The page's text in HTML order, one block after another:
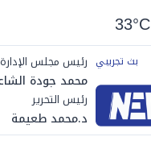
33°C
رئيس مجلس الإدارة
محمد جودة
رئيس التحرير
د.محمد طعيمة